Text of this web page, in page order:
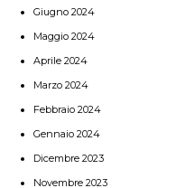
Giugno 2024
Maggio 2024
Aprile 2024
Marzo 2024
Febbraio 2024
Gennaio 2024
Dicembre 2023
Novembre 2023